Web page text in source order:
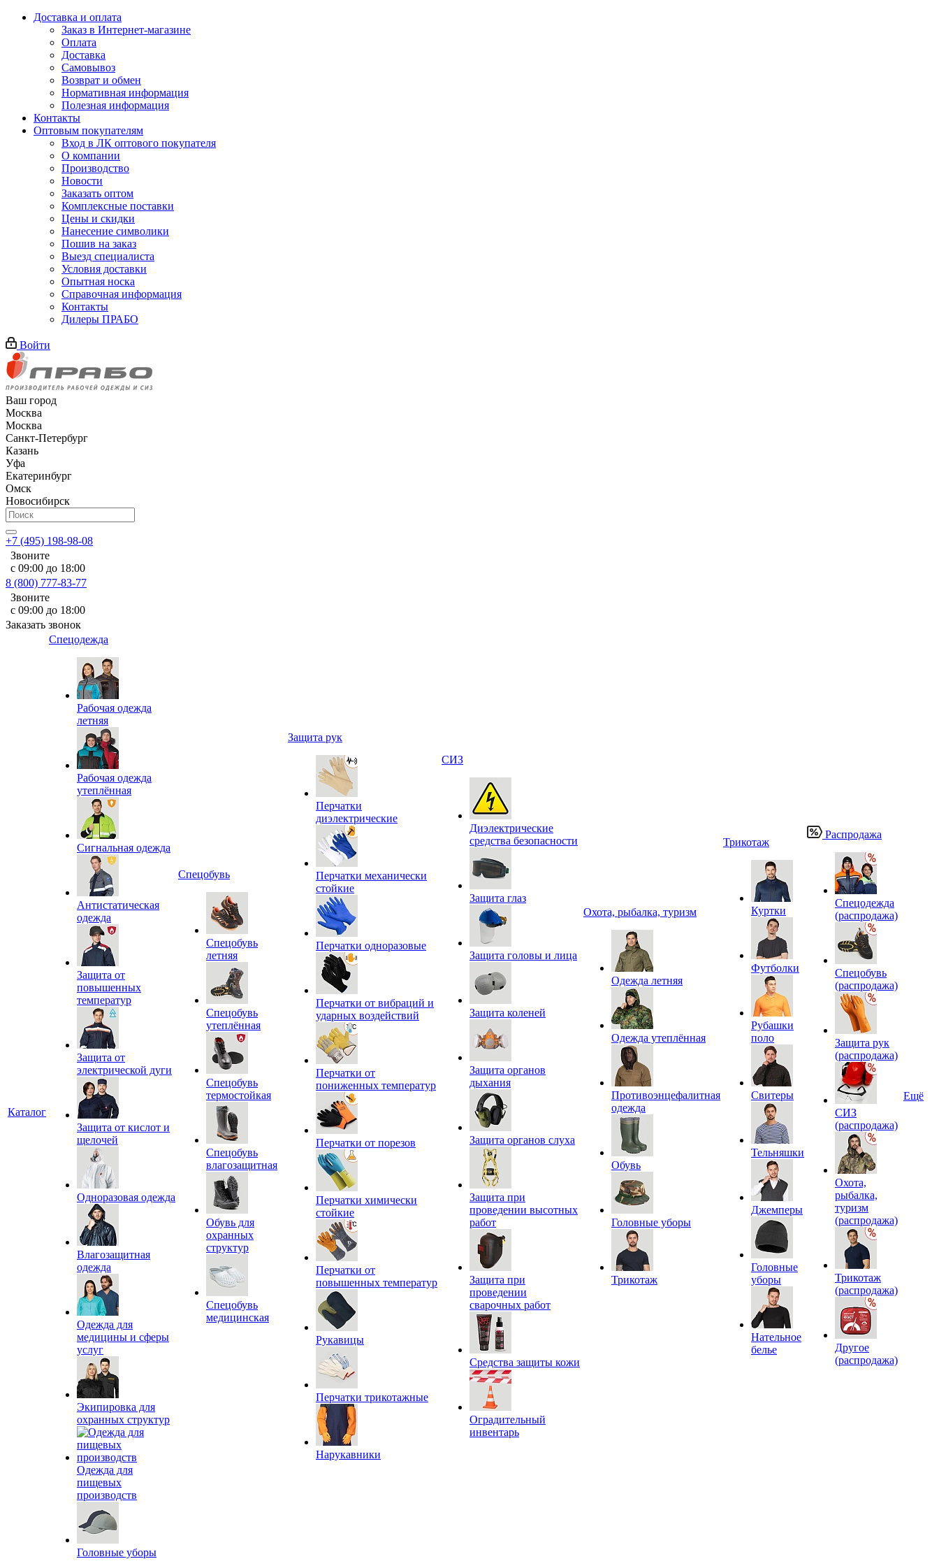
Доставка и оплата
Заказ в Интернет-магазине
Оплата
Доставка
Самовывоз
Возврат и обмен
Нормативная информация
Полезная информация
Контакты
Оптовым покупателям
Вход в ЛК оптового покупателя
О компании
Производство
Новости
Заказать оптом
Комплексные поставки
Цены и скидки
Нанесение символики
Пошив на заказ
Выезд специалиста
Условия доставки
Опытная носка
Справочная информация
Контакты
Дилеры ПРАБО
Войти
Ваш город
Москва
Москва
Санкт-Петербург
Казань
Уфа
Екатеринбург
Омск
Новосибирск
+7 (495) 198-98-08
Звоните
с 09:00 до 18:00
8 (800) 777-83-77
Звоните
с 09:00 до 18:00
Заказать звонок
Каталог
Спецодежда
Рабочая одежда
летняя
Рабочая одежда
утеплённая
Сигнальная одежда
Антистатическая
одежда
Защита от
повышенных
температур
Защита от
электрической дуги
Защита от кислот и
щелочей
Одноразовая одежда
Влагозащитная
одежда
Одежда для
медицины и сферы
услуг
Экипировка для
охранных структур
Одежда для
пищевых
производств
Головные уборы
Спецобувь
Спецобувь
летняя
Спецобувь
утеплённая
Спецобувь
термостойкая
Спецобувь
влагозащитная
Обувь для
охранных
структур
Спецобувь
медицинская
Защита рук
Перчатки
диэлектрические
Перчатки механически
стойкие
Перчатки одноразовые
Перчатки от вибраций и
ударных воздействий
Перчатки от
пониженных температур
Перчатки от порезов
Перчатки химически
стойкие
Перчатки от
повышенных температур
Рукавицы
Перчатки трикотажные
Нарукавники
СИЗ
Диэлектрические
средства безопасности
Защита глаз
Защита головы и лица
Защита коленей
Защита органов
дыхания
Защита органов слуха
Защита при
проведении высотных
работ
Защита при
проведении
сварочных работ
Средства защиты кожи
Оградительный
инвентарь
Охота, рыбалка, туризм
Одежда летняя
Одежда утеплённая
Противоэнцефалитная
одежда
Обувь
Головные уборы
Трикотаж
Трикотаж
Куртки
Футболки
Рубашки
поло
Свитеры
Тельняшки
Джемперы
Головные
уборы
Нательное
белье
Распродажа
Спецодежда
(распродажа)
Спецобувь
(распродажа)
Защита рук
(распродажа)
СИЗ
(распродажа)
Охота,
рыбалка,
туризм
(распродажа)
Трикотаж
(распродажа)
Другое
(распродажа)
Ещё